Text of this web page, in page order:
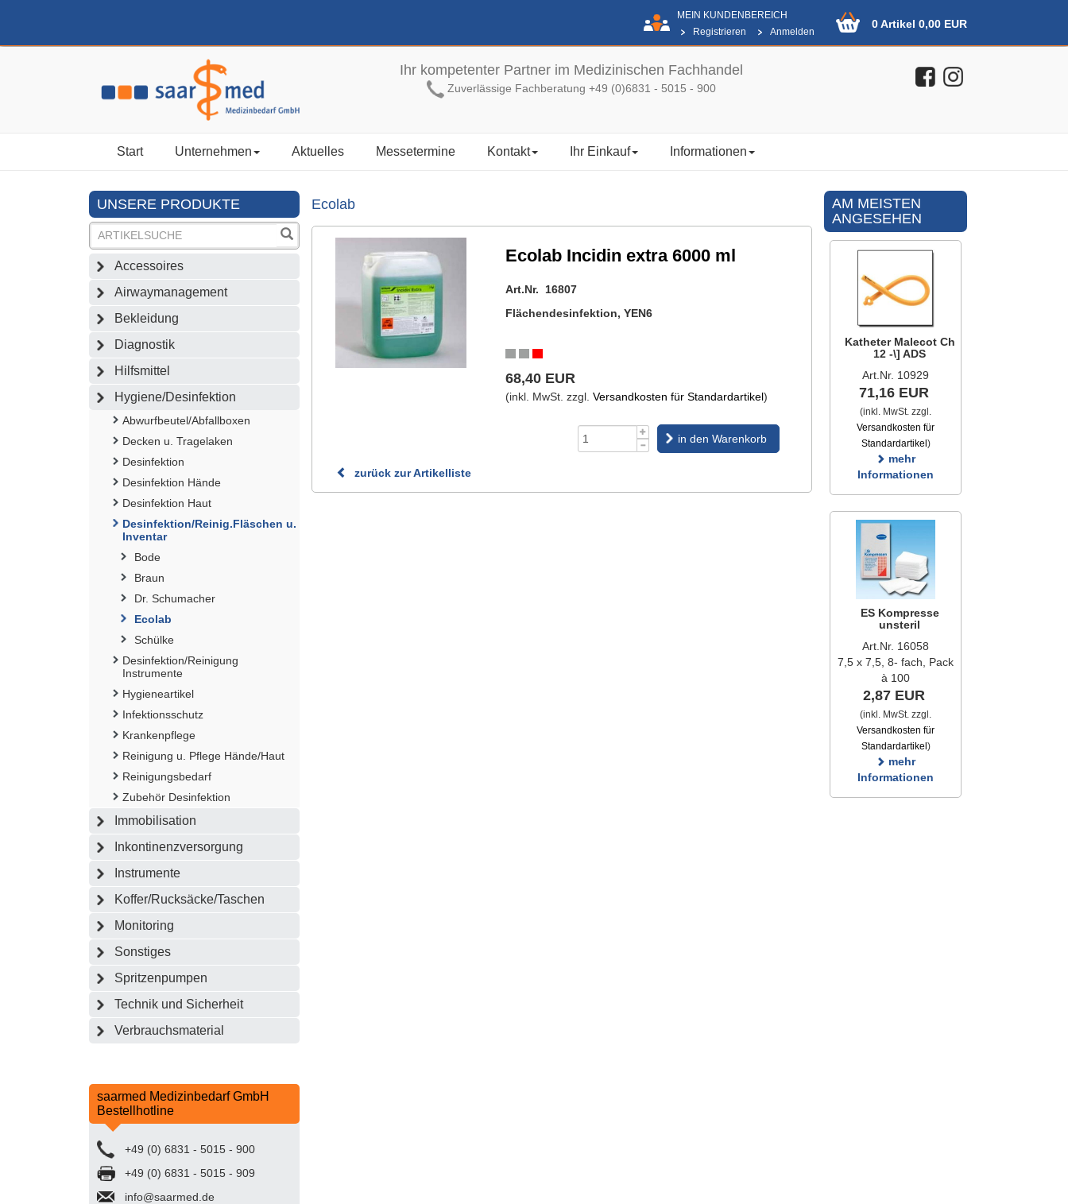
MEIN KUNDENBEREICH
Registrieren
Anmelden
0 Artikel 0,00 EUR
Ihr kompetenter Partner im Medizinischen Fachhandel
Zuverlässige Fachberatung +49 (0)6831 - 5015 - 900
Start Unternehmen Aktuelles Messetermine Kontakt Ihr Einkauf Informationen
UNSERE PRODUKTE
Accessoires
Airwaymanagement
Bekleidung
Diagnostik
Hilfsmittel
Hygiene/Desinfektion
Abwurfbeutel/Abfallboxen
Decken u. Tragelaken
Desinfektion
Desinfektion Hände
Desinfektion Haut
Desinfektion/Reinig.Fläschen u.
Inventar
Bode
Braun
Dr. Schumacher
Ecolab
Schülke
Desinfektion/Reinigung
Instrumente
Hygieneartikel
Infektionsschutz
Krankenpflege
Reinigung u. Pflege Hände/Haut
Reinigungsbedarf
Zubehör Desinfektion
Immobilisation
Inkontinenzversorgung
Instrumente
Koffer/Rucksäcke/Taschen
Monitoring
Sonstiges
Spritzenpumpen
Technik und Sicherheit
Verbrauchsmaterial
saarmed Medizinbedarf GmbH
Bestellhotline
+49 (0) 6831 - 5015 - 900
+49 (0) 6831 - 5015 - 909
info@saarmed.de
Ecolab
Ecolab Incidin extra 6000 ml
Art.Nr. 16807
Flächendesinfektion, YEN6
68,40 EUR
(inkl. MwSt. zzgl. Versandkosten für Standardartikel)
in den Warenkorb
zurück zur Artikelliste
AM MEISTEN
ANGESEHEN
Katheter Malecot Ch
12 -\] ADS
Art.Nr. 10929
71,16 EUR
(inkl. MwSt. zzgl.
Versandkosten für
Standardartikel )
mehr
Informationen
ES Kompresse
unsteril
Art.Nr. 16058
7,5 x 7,5, 8- fach, Pack
à 100
2,87 EUR
(inkl. MwSt. zzgl.
Versandkosten für
Standardartikel )
mehr
Informationen